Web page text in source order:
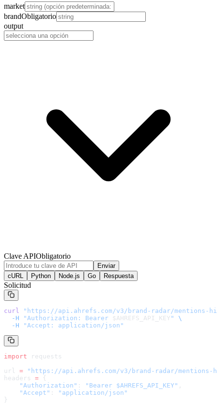
market
brandObligatorio
output
Clave APIObligatorio
Enviar
cURL
Python Node.js Go Respuesta
Solicitud
curl " https://api.ahrefs.com/v3/brand-radar/mentions-
  -H
"Authorization: Bearer $AHREFS_API_KEY "
\
  -H
"Accept: application/json"
import requests
url = " https://api.ahrefs.com/v3/brand-radar/mentions-
headers = {
    "Authorization"
: "Bearer $AHREFS_API_KEY" ,
    "Accept"
:
"application/json"
}